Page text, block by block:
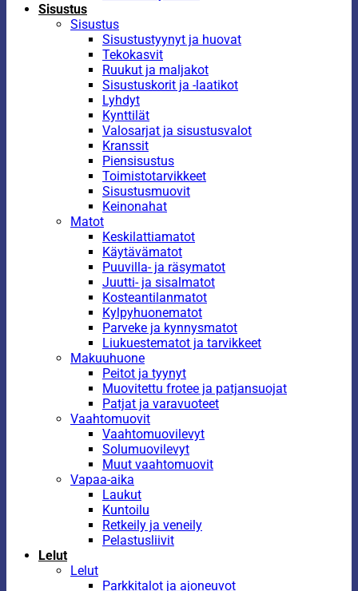
Sisustus
Sisustus
Sisustustyynyt ja huovat
Tekokasvit
Ruukut ja maljakot
Sisustuskorit ja -laatikot
Lyhdyt
Kynttilät
Valosarjat ja sisustusvalot
Kranssit
Piensisustus
Toimistotarvikkeet
Sisustusmuovit
Keinonahat
Matot
Keskilattiamatot
Käytävämatot
Puuvilla- ja räsymatot
Juutti- ja sisalmatot
Kosteantilanmatot
Kylpyhuonematot
Parveke ja kynnysmatot
Liukuestematot ja tarvikkeet
Makuuhuone
Peitot ja tyynyt
Muovitettu frotee ja patjansuojat
Patjat ja varavuoteet
Vaahtomuovit
Vaahtomuovilevyt
Solumuovilevyt
Muut vaahtomuovit
Vapaa-aika
Laukut
Kuntoilu
Retkeily ja veneily
Pelastusliivit
Lelut
Lelut
Parkkitalot ja ajoneuvot